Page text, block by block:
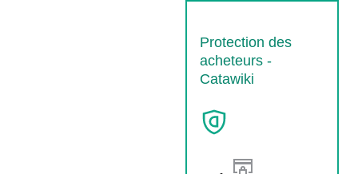
Protection des
acheteurs -
Catawiki